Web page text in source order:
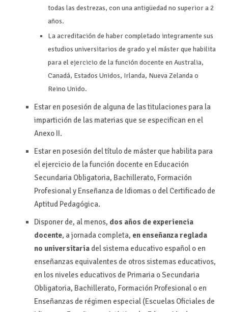
todas las destrezas, con una antigüedad no superior a 2
años.
La acreditación de haber completado integramente sus
estudios universitarios de grado y el máster que habilita
para el ejercicio de la función docente en Australia,
Canadá, Estados Unidos, Irlanda, Nueva Zelanda o
Reino Unido.
Estar en posesión de alguna de las titulaciones para la
impartición de las materias que se especifican en el
Anexo II.
Estar en posesión del título de máster que habilita para
el ejercicio de la función docente en Educación
Secundaria Obligatoria, Bachillerato, Formación
Profesional y Enseñanza de Idiomas o del Certificado de
Aptitud Pedagógica.
Disponer de, al menos, dos años de experiencia
docente, a jornada completa, en enseñanza reglada
no universitaria del sistema educativo español o en
enseñanzas equivalentes de otros sistemas educativos,
en los niveles educativos de Primaria o Secundaria
Obligatoria, Bachillerato, Formación Profesional o en
Enseñanzas de régimen especial (Escuelas Oficiales de